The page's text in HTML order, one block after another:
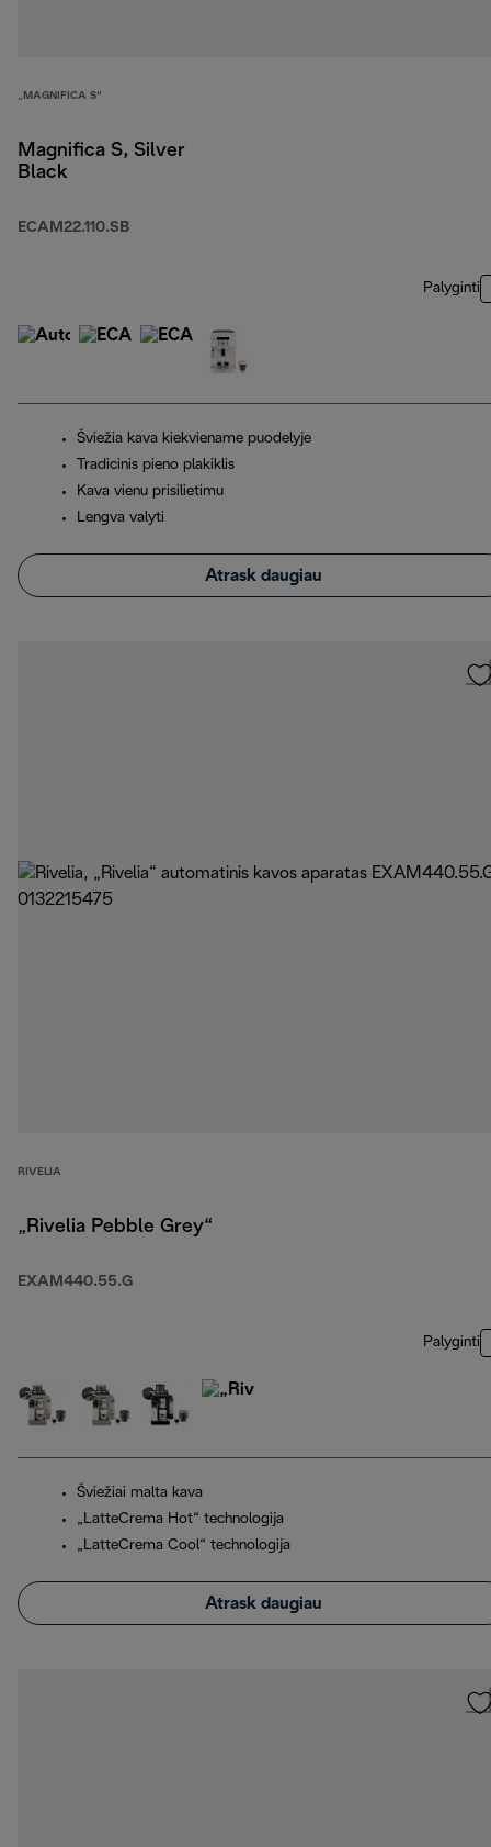
„MAGNIFICA S“
Magnifica S, Silver
Black
ECAM22.110.SB
Palyginti
Šviežia kava kiekviename puodelyje
Tradicinis pieno plakiklis
Kava vienu prisilietimu
Lengva valyti
Atrask daugiau
RIVELIA
„Rivelia Pebble Grey“
EXAM440.55.G
Palyginti
Šviežiai malta kava
„LatteCrema Hot“ technologija
„LatteCrema Cool“ technologija
Atrask daugiau